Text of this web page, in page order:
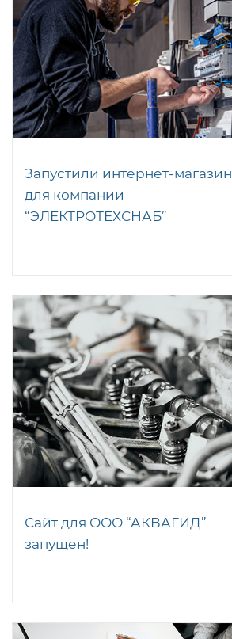
Запустили интернет-магазин
для компании
“ЭЛЕКТРОТЕХСНАБ”
Сайт для ООО “АКВАГИД”
запущен!